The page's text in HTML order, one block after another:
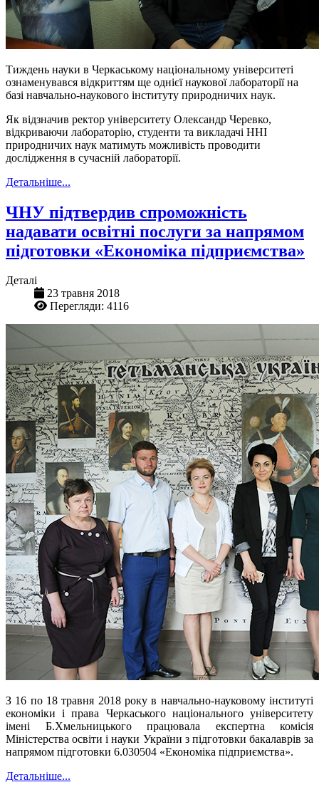
Тиждень науки в Черкаському національному університеті
ознаменувався відкриттям ще однієї наукової лабораторії на
базі навчально-наукового інституту природничих наук.
Як відзначив ректор університету Олександр Черевко,
відкриваючи лабораторію, студенти та викладачі ННІ
природничих наук матимуть можливість проводити
дослідження в сучасній лабораторії.
Детальніше...
ЧНУ підтвердив спроможність
надавати освітні послуги за напрямом
підготовки «Економіка підприємства»
Деталі
23 травня 2018
Перегляди: 4116
З 16 по 18 травня 2018 року в навчально-науковому інституті
економіки і права Черкаського національного університету
імені Б.Хмельницького працювала експертна комісія
Міністерства освіти і науки України з підготовки бакалаврів за
напрямом підготовки 6.030504 «Економіка підприємства».
Детальніше...